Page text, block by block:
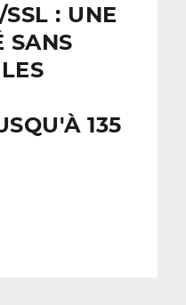
: UNE
SANS
135